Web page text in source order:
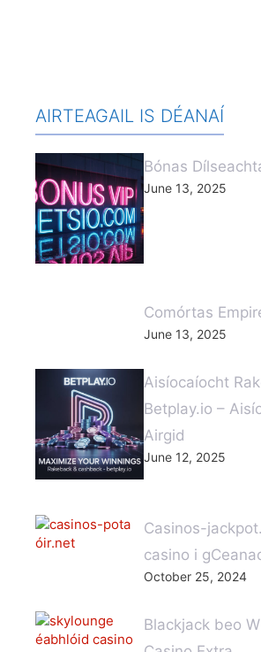
AIRTEAGAIL IS DÉANAÍ
Bónas
June 13, 2025
Comórtas
June 13, 2025
Aisíocaíocht
Betplay.io –
Airgid
June 12, 2025
Casinos-
casino i
October 25, 2024
Blackjack beo